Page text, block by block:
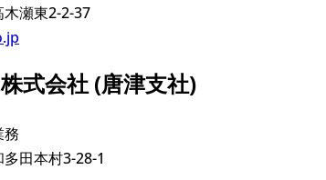
瀬東2-2-37
式会社 (唐津支社)
務
田本村3-28-1